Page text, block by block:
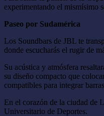
experimentando el mismísimo
Paseo por Sudamérica
Los Soundbars de JBL te
donde escucharás el rugir de
Su acústica y atmósfera
su diseño compacto que
compatibles para integrar
En el corazón de la ciudad de
Universitario de Deportes.